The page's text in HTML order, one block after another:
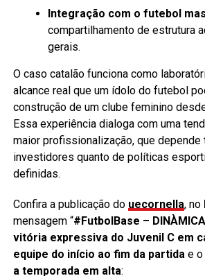
Integração com o futebol
compartilhamento de estrutura
gerais.
O caso catalão funciona como
alcance real que um ídolo do futebol
construção de um clube feminino
Essa experiência dialoga com uma
maior profissionalização, que depende
investidores quanto de políticas
definidas.
Confira a publicação do uecornella, no
mensagem “#FutbolBase –
vitória expressiva do Juvenil C em
equipe do início ao fim da partida e
a temporada em alta: